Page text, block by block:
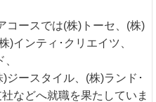
コースでは(株)トーセ、(株)
)インティ･クリエイツ、
ジースタイル、(株)ランド･
などへ就職を果たしていま